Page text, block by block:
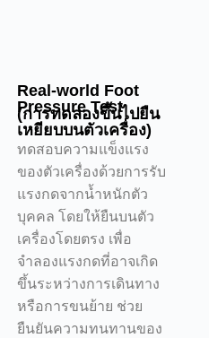
Real-world Foot
Pressure Test
(การทดลองขึ้นไปยืน
เหยียบบนตัวเครื่อง)
ทดสอบความแข็งแรง
ของตัวเครื่องด้วยการรับ
แรงกดจากน้ำหนักตัว
บุคคล โดยให้ยืนบนตัว
เครื่องโดยตรง เพื่อ
จำลองแรงกดที่อาจเกิด
ขึ้นระหว่างการเดินทาง
หรือการขนย้าย ช่วย
ยืนยันความทนทานของ